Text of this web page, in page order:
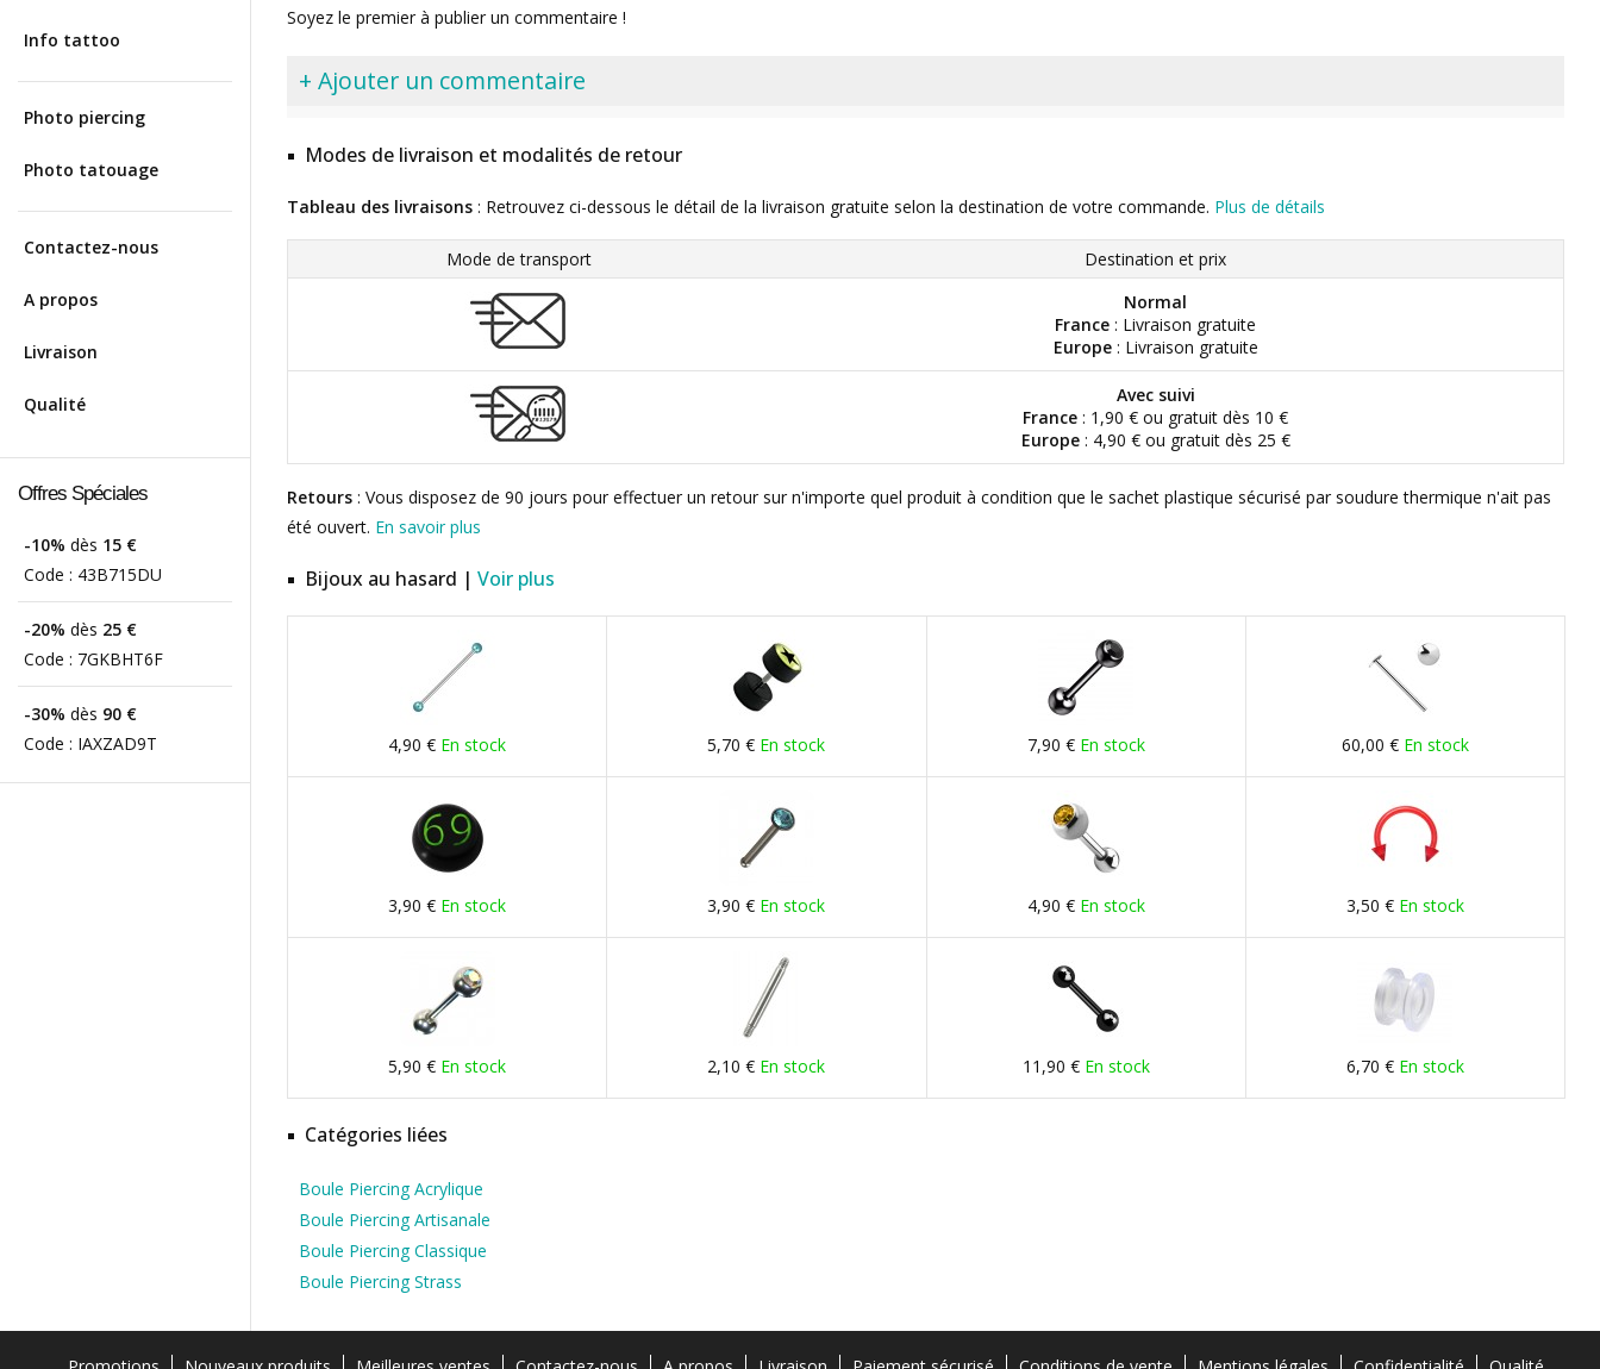
Info tattoo
Photo piercing
Photo tatouage
Contactez-nous
A propos
Livraison
Qualité
Offres Spéciales
-10% dès 15 €
Code : 43B715DU
-20% dès 25 €
Code : 7GKBHT6F
-30% dès 90 €
Code : IAXZAD9T
Soyez le premier à publier un commentaire !
+ Ajouter un commentaire
Modes de livraison et modalités de retour
Tableau des livraisons : Retrouvez ci-dessous le détail de la livraison gratuite selon la destination de votre commande. Plus de détails
Mode de transport
Destination et prix
Normal
France : Livraison gratuite
Europe: Livraison gratuite
Avec suivi
France : 1,90 € ou gratuit dès 10 €
Europe: 4,90 € ou gratuit dès 25 €
Retours : Vous disposez de 90 jours pour effectuer un retour sur n'importe quel produit à condition que le sachet plastique sécurisé par soudure thermique n'ait pas
été ouvert. En savoir plus
Bijoux au hasard | Voir plus
4,90 € En stock 5,70 € En stock 7,90 € En stock 60,00 € En stock
3,90 € En stock 3,90 € En stock 4,90 € En stock 3,50 € En stock
5,90 € En stock 2,10 € En stock 11,90 € En stock 6,70 € En stock
Catégories liées
Boule Piercing Acrylique
Boule Piercing Artisanale
Boule Piercing Classique
Boule Piercing Strass